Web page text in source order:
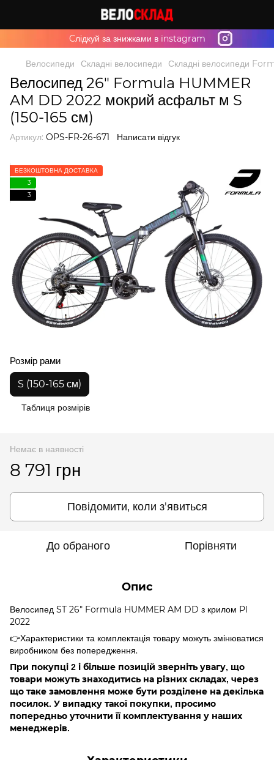
Cлідкуй за знижками в instagram
Велосипеди Складні велосипеди Складні велосипеди
Велосипед 26" Formula HUMMER
AM DD 2022 мокрий асфальт м S
(150-165 см)
Артикул: OPS-FR-26-671 Написати відгук
БЕЗКОШТОВНА ДОСТАВКА
3
3
Розмір рами
S (150-165 см)
Таблиця розмірів
Немає в наявності
8 791 грн
Повідомити, коли з'явиться
До обраного Порівняти
Опис
Велосипед ST 26" Formula HUMMER AM DD з крилом Pl
2022
👉Характеристики та комплектація товару можуть змінюватися
виробником без попередження.
При покупці 2 і більше позицій зверніть увагу, що
товари можуть знаходитись на різних складах, через
що таке замовлення може бути розділене на декілька
посилок. У випадку такої покупки, просимо
попередньо уточнити її комплектування у наших
менеджерів.